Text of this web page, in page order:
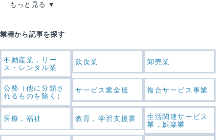
もっと見る
業種から記事を探す
不動産業，リー
ス・レンタル業
飲食業 卸売業
公務（他に分類さ
れるものを除く）
サービス業全般 複合サービス事業
医療，福祉 教育，学習支援業
生活関連サービス
業，娯楽業